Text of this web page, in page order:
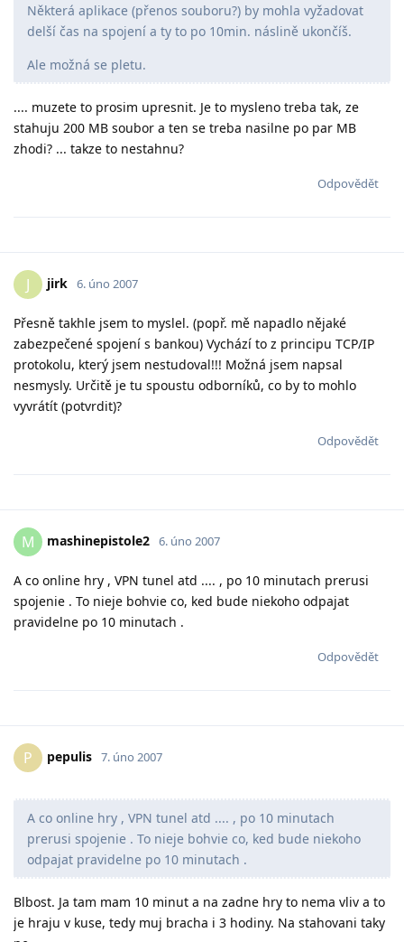
Některá aplikace (přenos souboru?) by mohla vyžadovat
delší čas na spojení a ty to po 10min. náslině ukončíš.
Ale možná se pletu.
.... muzete to prosim upresnit. Je to mysleno treba tak, ze
stahuju 200 MB soubor a ten se treba nasilne po par MB
zhodi? ... takze to nestahnu?
Odpovědět
J jirk 6. úno 2007
Přesně takhle jsem to myslel. (popř. mě napadlo nějaké
zabezpečené spojení s bankou) Vychází to z principu TCP/IP
protokolu, který jsem nestudoval!!! Možná jsem napsal
nesmysly. Určitě je tu spoustu odborníků, co by to mohlo
vyvrátít (potvrdit)?
Odpovědět
M mashinepistole2 6. úno 2007
A co online hry , VPN tunel atd .... , po 10 minutach prerusi
spojenie . To nieje bohvie co, ked bude niekoho odpajat
pravidelne po 10 minutach .
Odpovědět
P pepulis 7. úno 2007
A co online hry , VPN tunel atd .... , po 10 minutach
prerusi spojenie . To nieje bohvie co, ked bude niekoho
odpajat pravidelne po 10 minutach .
Blbost. Ja tam mam 10 minut a na zadne hry to nema vliv a to
je hraju v kuse, tedy muj bracha i 3 hodiny. Na stahovani taky